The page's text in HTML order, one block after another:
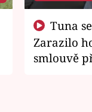
Zarazilo
smlouvě